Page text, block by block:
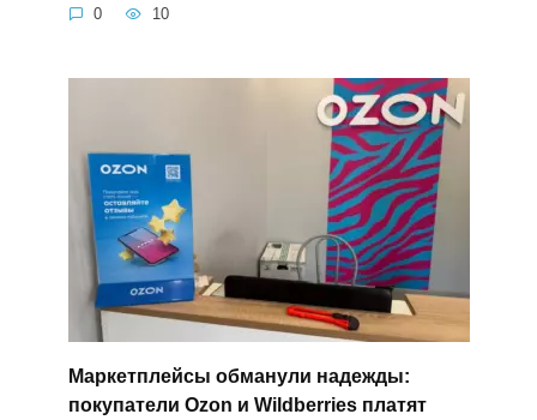
0 10
Маркетплейсы обманули надежды:
покупатели Ozon и Wildberries платят